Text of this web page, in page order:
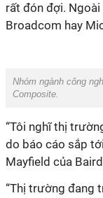
rất đón đợi.
Broadcom hay
Nhóm ngành công
Composite.
“Tôi nghĩ thị
do báo cáo sắp
Mayfield của
“Thị trường đang